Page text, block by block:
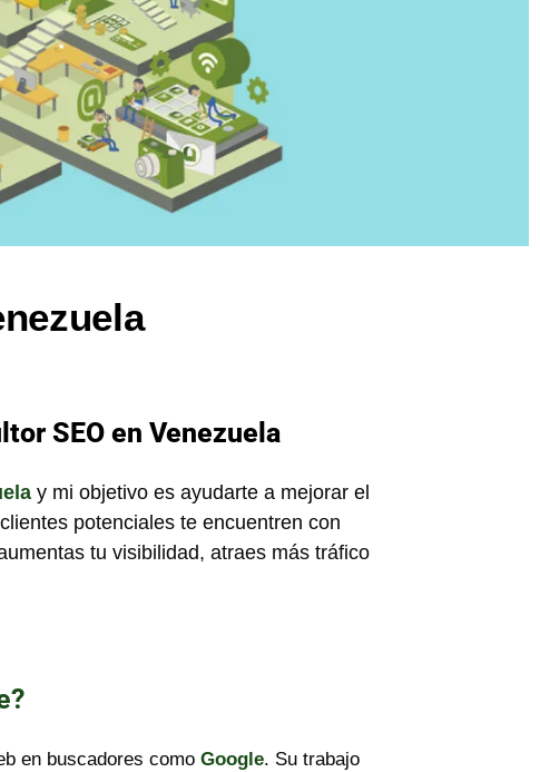
SEO en Venezuela
y mi objetivo es ayudarte a mejorar el
potenciales te encuentren con
tu visibilidad, atraes más tráfico
en buscadores como Google. Su trabajo